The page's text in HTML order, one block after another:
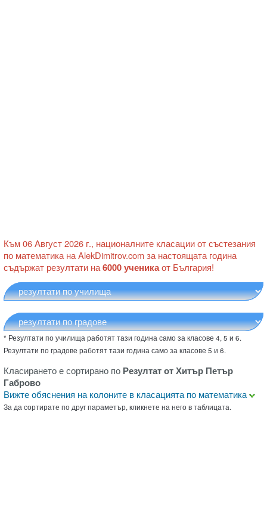
Към 06 Август 2026 г., националните класации от състезания
по математика на AlekDimitrov.com за настоящата година
съдържат резултати на6000 ученикаот България!
* Резултати по училища работят тази година само за класове 4, 5 и 6.
Резултати по градове работят тази година само за класове 5 и 6.
Класирането е сортирано по Резултат от Хитър Петър
Габрово
Вижте обяснения на колоните в класацията по математика
За да сортирате по друг параметър, кликнете на него в таблицата.